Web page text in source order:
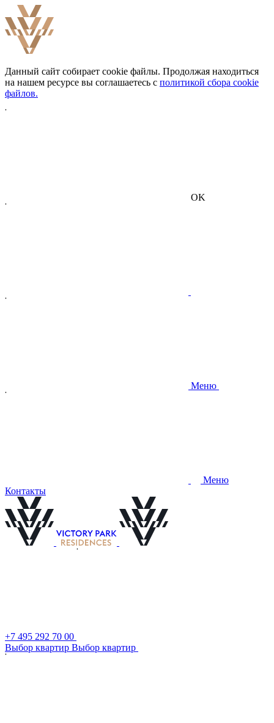
Данный сайт собирает cookie файлы. Продолжая находиться
на нашем ресурсе вы соглашаетесь с политикой сбора cookie
файлов.
OK
Меню
Меню
Контакты
+7 495 292 70 00
Выбор квартир Выбор квартир